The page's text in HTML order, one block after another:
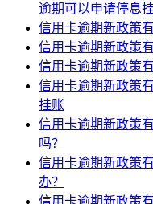
逾期可以申请停息挂
信用卡逾期新政策
信用卡逾期新政策
信用卡逾期新政策
信用卡逾期新政策
挂账
信用卡逾期新政策
吗？
信用卡逾期新政策
办？
信用卡逾期新政策